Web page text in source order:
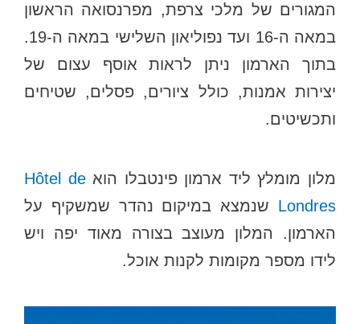
המגורים של מלכי צרפת, מפרנסואה הראשון
במאה ה-16 ועד נפוליאון השלישי במאה ה-19.
בתוך הארמון ניתן לראות אוסף עצום של
יצירות אמנות, כולל ציורים, פסלים, שטיחים
ותכשיטים.
מלון מומלץ ליד ארמון פינטבלו הואHôtel de
Londres שנמצא במיקום נהדר שמשקיף על
הארמון. המלון מעוצב בצורה מאוד יפה ויש
לידו מספר מקומות לקנות אוכל.